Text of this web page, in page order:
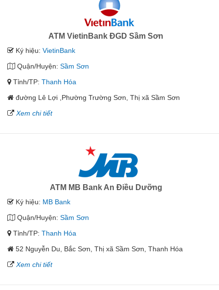
ATM VietinBank ĐGD Sầm Sơn
Ký hiệu: VietinBank
Quận/Huyện: Sầm Sơn
Tỉnh/TP: Thanh Hóa
đường Lê Lợi ,Phường Trường Sơn, Thị xã Sầm Sơn
Xem chi tiết
ATM MB Bank An Điều Dưỡng
Ký hiệu: MB Bank
Quận/Huyện: Sầm Sơn
Tỉnh/TP: Thanh Hóa
52 Nguyễn Du, Bắc Sơn, Thị xã Sầm Sơn, Thanh Hóa
Xem chi tiết